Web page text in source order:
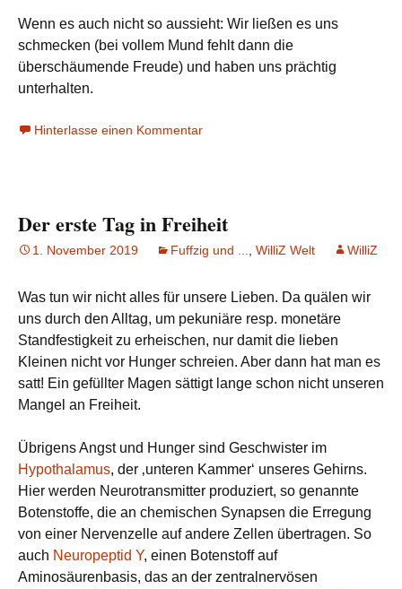
Wenn es auch nicht so aussieht: Wir ließen es uns
schmecken (bei vollem Mund fehlt dann die
überschäumende Freude) und haben uns prächtig
unterhalten.
Hinterlasse einen Kommentar
Der erste Tag in Freiheit
1. November 2019 Fuffzig und ... WilliZ Welt WilliZ
Was tun wir nicht alles für unsere Lieben. Da quälen wir
uns durch den Alltag, um pekuniäre resp. monetäre
Standfestigkeit zu erheischen, nur damit die lieben
Kleinen nicht vor Hunger schreien. Aber dann hat man es
satt! Ein gefüllter Magen sättigt lange schon nicht unseren
Mangel an Freiheit.
Übrigens Angst und Hunger sind Geschwister im
Hypothalamus, der ‚unteren Kammer‘ unseres Gehirns.
Hier werden Neurotransmitter produziert, so genannte
Botenstoffe, die an chemischen Synapsen die Erregung
von einer Nervenzelle auf andere Zellen übertragen. So
auch Neuropeptid Y, einen Botenstoff auf
Aminosäurenbasis, das an der zentralnervösen